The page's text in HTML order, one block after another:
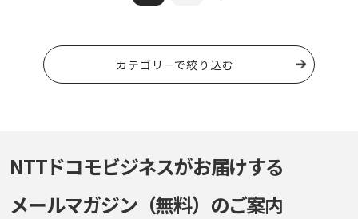
カテゴリーで絞り込む
NTTドコモビジネスがお届けする
メールマガジン（無料）のご案内